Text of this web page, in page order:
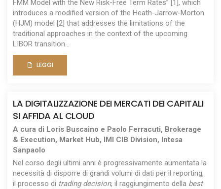
FMM Model with the New Risk-Free Term Rates” [1], which
introduces a modified version of the Heath-Jarrow-Morton
(HJM) model [2] that addresses the limitations of the
traditional approaches in the context of the upcoming
LIBOR transition...
LEGGI
LA DIGITALIZZAZIONE DEI MERCATI DEI CAPITALI
SI AFFIDA AL CLOUD
A cura di Loris Buscaino e Paolo Ferracuti, Brokerage
& Execution, Market Hub, IMI CIB Division, Intesa
Sanpaolo
Nel corso degli ultimi anni è progressivamente aumentata la
necessità di disporre di grandi volumi di dati per il reporting,
il processo di trading decision, il raggiungimento della best